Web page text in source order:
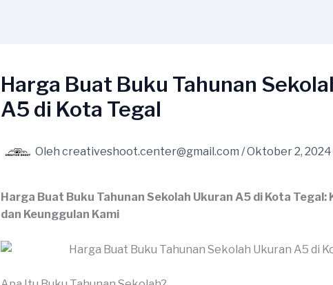
Harga Buat Buku Tahunan
A5 di Kota Tegal
Oleh creativeshoot.center@gmail.com /Oktober 2, 2024
Harga Buat Buku Tahunan Sekolah Ukuran A5 di Kota Tegal:
dan Keunggulan Kami